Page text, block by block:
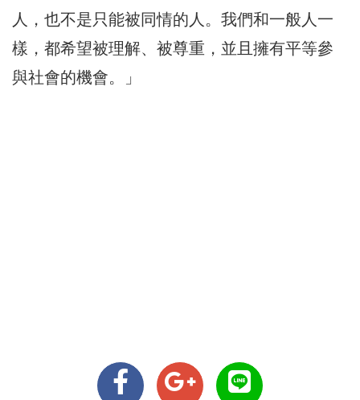
人，也不是只能被同情的人。我們和一般人一
樣，都希望被理解、被尊重，並且擁有平等參
與社會的機會。」